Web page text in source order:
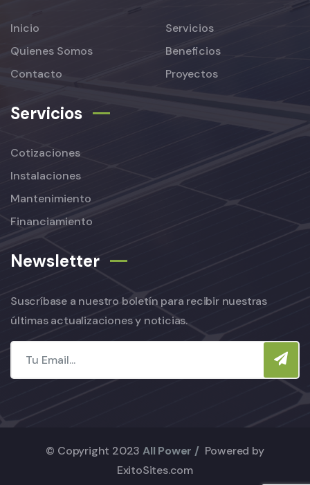
Inicio
Quienes Somos
Contacto
Servicios
Beneficios
Proyectos
Servicios
Cotizaciones
Instalaciones
Mantenimiento
Financiamiento
Newsletter
Suscríbase a nuestro boletín para recibir nuestras
últimas actualizaciones y noticias.
© Copyright 2023All Power / Powered by
ExitoSites.com